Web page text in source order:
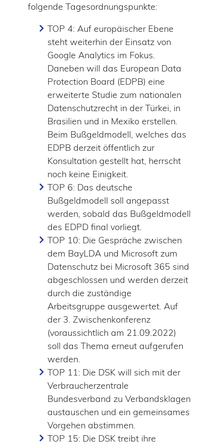
folgende Tagesordnungspunkte:
TOP 4: Auf europäischer Ebene
steht weiterhin der Einsatz von
Google Analytics im Fokus.
Daneben will das European Data
Protection Board (EDPB) eine
erweiterte Studie zum nationalen
Datenschutzrecht in der Türkei, in
Brasilien und in Mexiko erstellen.
Beim Bußgeldmodell, welches das
EDPB derzeit öffentlich zur
Konsultation gestellt hat, herrscht
noch keine Einigkeit.
TOP 6: Das deutsche
Bußgeldmodell soll angepasst
werden, sobald das Bußgeldmodell
des EDPD final vorliegt.
TOP 10: Die Gespräche zwischen
dem BayLDA und Microsoft zum
Datenschutz bei Microsoft 365 sind
abgeschlossen und werden derzeit
durch die zuständige
Arbeitsgruppe ausgewertet. Auf
der 3. Zwischenkonferenz
(voraussichtlich am 21.09.2022)
soll das Thema erneut aufgerufen
werden.
TOP 11: Die DSK will sich mit der
Verbraucherzentrale
Bundesverband zu Verbandsklagen
austauschen und ein gemeinsames
Vorgehen abstimmen.
TOP 15: Die DSK treibt ihre